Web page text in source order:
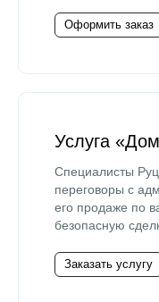
Оформить заказ
Услуга
Специалисты
переговоры с
его продаже по
безопасную
Заказать услугу